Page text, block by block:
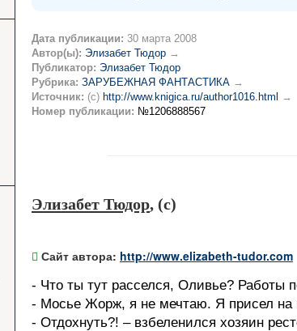
Дата публикации: 30 марта 2008
Автор(ы): Элизабет Тюдор →
Публикатор: Элизабет Тюдор
Рубрика: ЗАРУБЕЖНАЯ ФАНТАСТИКА →
Источник: (c) http://www.knigica.ru/author1016.html
→
Номер публикации: №1206888567
Элизабет Тюдор, (c)
Сайт автора: http://www.elizabeth-tudor.com
- Что ты тут расселся, Оливье? Работы
- Мосье Жорж, я не мечтаю. Я присел на
- Отдохнуть?! – взбеленился хозяин